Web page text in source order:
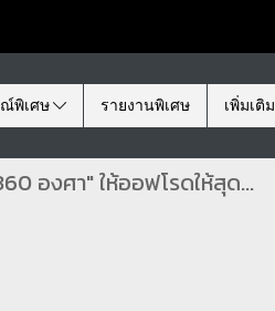
พิเศษ รายงานพิเศษ เพิ่มเติม
องศา" ให้ออฟโรดให้สุด...